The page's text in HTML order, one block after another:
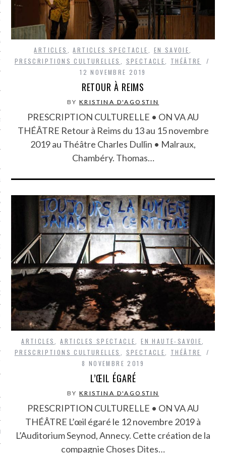
GUERRE
EN VOD
ARTICLES ,ARTICLES SPECTACLE EN SAVOIE
PRESCRIPTIONS CULTURELLES
SPECTACLE
THÉÂTRE
12 NOVEMBRE 2019
RETOUR À REIMS
BY KRISTINA D'AGOSTIN
PRESCRIPTION CULTURELLE • ON VA AU
THÉÂTRE Retour à Reims du 13 au 15 novembre
2019 au Théâtre Charles Dullin • Malraux,
Chambéry. Thomas…
ARTICLES ,ARTICLES SPECTACLE ,EN HAUTE-SAVOIE
PRESCRIPTIONS CULTURELLES
SPECTACLE
THÉÂTRE
8 NOVEMBRE 2019
L’ŒIL ÉGARÉ
BY KRISTINA D'AGOSTIN
PRESCRIPTION CULTURELLE • ON VA AU
THÉÂTRE L’œil égaré le 12 novembre 2019 à
L’Auditorium Seynod, Annecy. Cette création de la
compagnie Choses Dites…